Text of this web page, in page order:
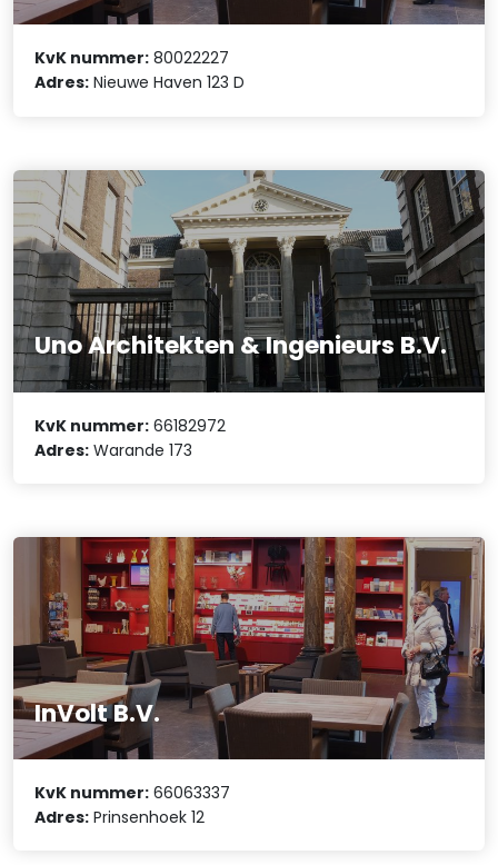
KvK nummer: 80022227
Adres: Nieuwe Haven 123 D
Uno Architekten & Ingenieurs B.V.
KvK nummer: 66182972
Adres: Warande 173
InVolt B.V.
KvK nummer: 66063337
Adres: Prinsenhoek 12